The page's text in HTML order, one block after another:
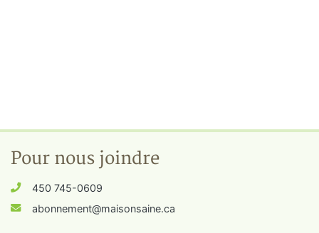
Pour nous joindre
450 745-0609
abonnement@maisonsaine.ca